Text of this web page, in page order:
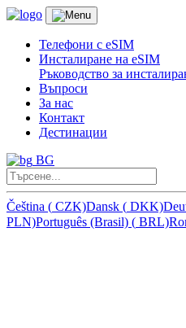
Телефони с eSIM
Инсталиране на eSIM
Ръководство за
Въпроси
За нас
Контакт
Дестинации
BG
Čeština ( CZK)Dansk ( DKK)
PLN)Português (Brasil) ( BRL)